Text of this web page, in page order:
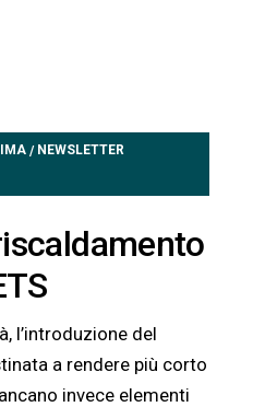
/ NEWSLETTER
l’introduzione del
a rendere più corto
invece elementi